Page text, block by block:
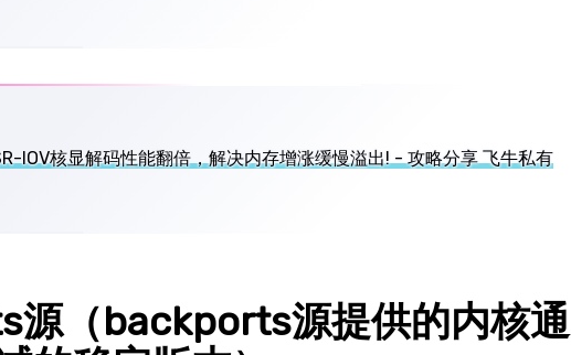
IOV核显解码性能翻倍，解决内存增涨缓慢溢出! - 攻略分享 飞牛私有
源（backports源提供的内核通